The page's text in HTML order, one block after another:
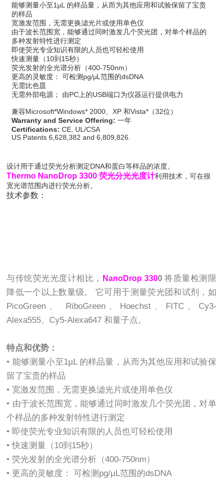
能够测量小至1µL 的样品量，从而为其他应用和试验保留了宝贵
的样品
宽激发范围，无需更换滤光片或使用单色仪
由于波长范围宽，能够通过同时激发几个荧光团，对单个样品的
多种发射特性进行测定
即使荧光专业知识有限的人员也可轻松使用
快速测量（10到15秒）
荧光发射的全光谱分析（400-750nm）
更高的灵敏度： 可检测pg/μL范围的dsDNA
无需比色皿
无需外部电源； 由PC上的USB端口为仪器运行提供电力
兼容Microsoft*Windows* 2000、XP 和Vista*（32位）
Warranty and Service Offering: 一年
Certifications: CE, UL/CSA
US Patents 6,628,382 and 6,809,826.
设计用于通过荧光分析测定DNA和蛋白等样品的浓度。
Thermo NanoDrop 3300 荧光分光光度计利用技术，可在很
宽光谱范围内进行荧光分析。
技术参数：
与传统荧光光度计相比， NanoDrop 3300将质量检测限
降低一个以上数量级。 它可用于测量荧光团和试剂，如
PicoGreen、 RiboGreen、Hoechst、FITC、Cy3-
Alexa555、Cy5-Alexa647 和量子点。
特点和优势：
• 能够测量小至1µL 的样品量，从而为其他应用和试验保
留了宝贵的样品
• 宽激发范围，无需更换滤光片或使用单色仪
• 由于波长范围宽，能够通过同时激发几个荧光团，对单
个样品的多种发射特性进行测定
• 即使荧光专业知识有限的人员也可轻松使用
• 快速测量（10到15秒）
• 荧光发射的全光谱分析（400-750nm）
• 更高的灵敏度： 可检测pg/μL范围的dsDNA